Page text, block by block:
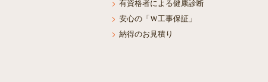
有資格者による健康診断
安心の「Ｗ工事保証」
納得のお見積り